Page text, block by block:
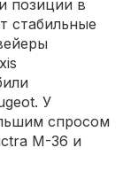
позиции в
стабильные
У
спросом
M-36 и